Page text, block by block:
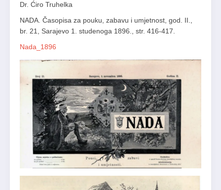
Dr. Ćiro Truhelka
NADA. Časopisa za pouku, zabavu i umjetnost, god. II.,
br. 21, Sarajevo 1. studenoga 1896., str. 416-417.
Nada_1896